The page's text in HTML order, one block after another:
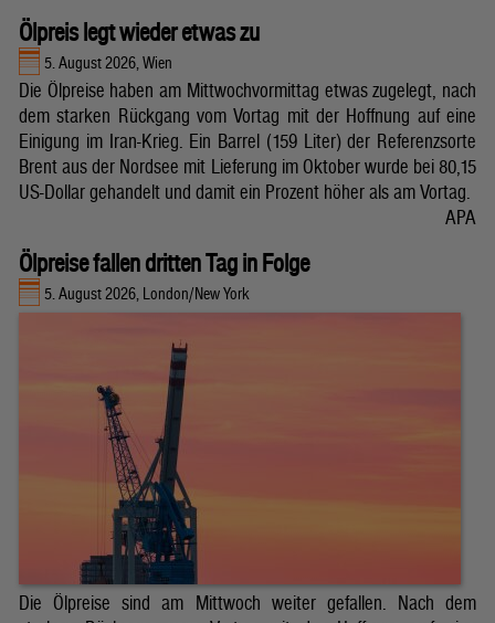
Ölpreis legt wieder etwas zu
5. August 2026, Wien
Die Ölpreise haben am Mittwochvormittag etwas zugelegt, nach
dem starken Rückgang vom Vortag mit der Hoffnung auf eine
Einigung im Iran-Krieg. Ein Barrel (159 Liter) der Referenzsorte
Brent aus der Nordsee mit Lieferung im Oktober wurde bei 80,15
US-Dollar gehandelt und damit ein Prozent höher als am Vortag.
APA
Ölpreise fallen dritten Tag in Folge
5. August 2026, London/New York
Die Ölpreise sind am Mittwoch weiter gefallen. Nach dem